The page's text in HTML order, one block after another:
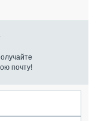
почту!